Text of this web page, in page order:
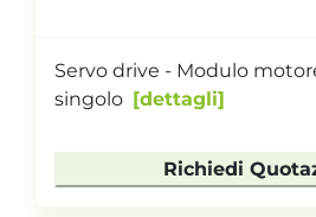
Servo drive - Modulo
singolo
dettagli
Richiedi